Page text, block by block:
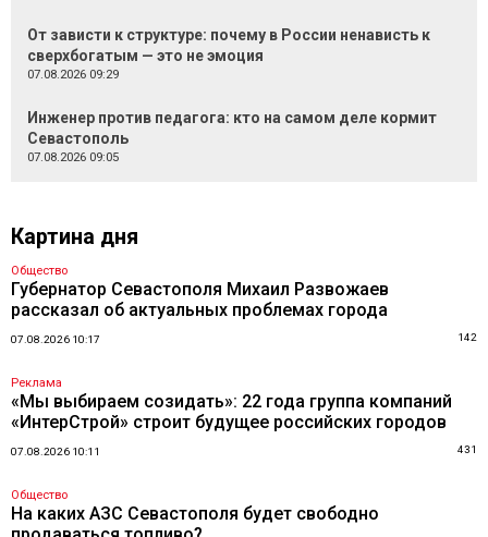
От зависти к структуре: почему в России ненависть к
сверхбогатым — это не эмоция
07.08.2026 09:29
Инженер против педагога: кто на самом деле кормит
Севастополь
07.08.2026 09:05
Картина дня
Общество
Губернатор Севастополя Михаил Развожаев
рассказал об актуальных проблемах города
07.08.2026 10:17 142
Реклама
«Мы выбираем созидать»: 22 года группа компаний
«ИнтерСтрой» строит будущее российских городов
07.08.2026 10:11 431
Общество
На каких АЗС Севастополя будет свободно